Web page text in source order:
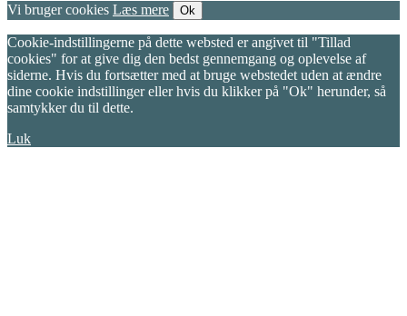
Vi bruger cookies Læs mere Ok
Cookie-indstillingerne på dette websted er angivet til "Tillad
cookies" for at give dig den bedst gennemgang og oplevelse af
siderne. Hvis du fortsætter med at bruge webstedet uden at ændre
dine cookie indstillinger eller hvis du klikker på "Ok" herunder, så
samtykker du til dette.
Luk